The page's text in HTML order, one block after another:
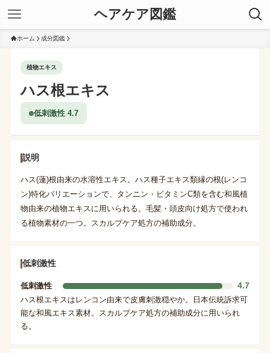
ヘアケア図鑑
ホーム 成分図鑑
植物エキス
ハス根エキス
低刺激性 4.7
説明
ハス(蓮)根由来の水溶性エキス。ハス種子エキス類縁の根(レンコ
ン)特化バリエーションで、タンニン・ビタミンC類を含む和風植
物由来の植物エキスに用いられる。毛髪・頭皮向け処方で使われ
る植物素材の一つ。スカルプケア処方の補助成分。
低刺激性
低刺激性 4.7
ハス根エキスはレンコン由来で皮膚刺激穏やか。日本伝統訴求可
能な和風エキス素材。スカルプケア処方の補助成分に用いられ
る。